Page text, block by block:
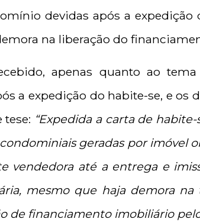
devidas após a expedição
na liberação do
apenas quanto ao tema
a expedição do habite-se, e os
“Expedida a carta de
geradas por imóvel
vendedora até a entrega e
mesmo que haja demora na
de financiamento imobiliário